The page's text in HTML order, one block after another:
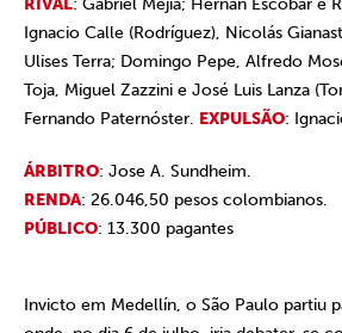
RIVAL: Gabriel Mejía; Hernán Escobar e
Ignacio Calle (Rodríguez), Nicolás
Ulises Terra; Domingo Pepe, Alfredo
Toja, Miguel Zazzini e José Luis Lanza
Fernando Paternóster. EXPULSÃO:
ÁRBITRO: Jose A. Sundheim.
RENDA: 26.046,50 pesos colombianos.
PÚBLICO: 13.300 pagantes
Invicto em Medellín, o São Paulo partiu